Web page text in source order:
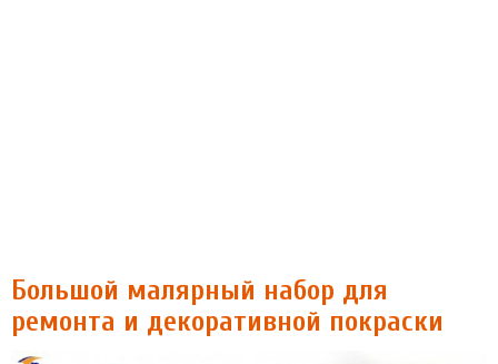
Большой малярный набор для
ремонта и декоративной покраски